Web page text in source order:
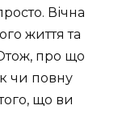
Вічна
життя та
Отож, про що
чи повну
що ви